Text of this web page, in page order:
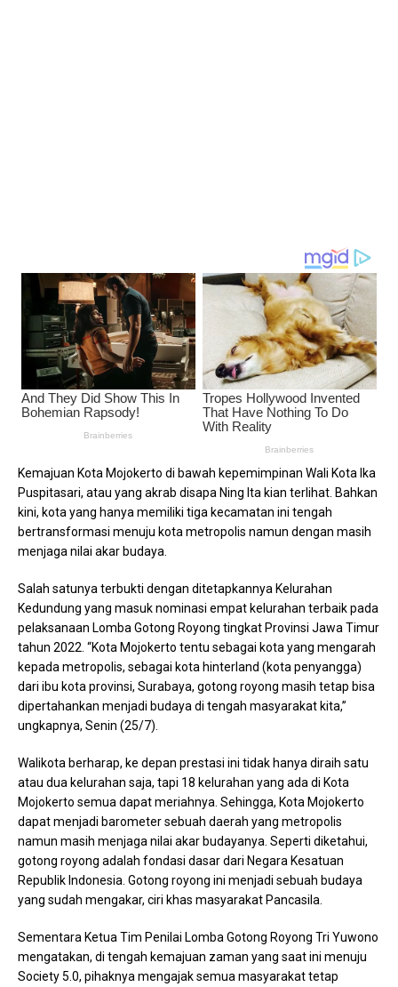
Kemajuan Kota Mojokerto di bawah kepemimpinan Wali Kota Ika
Puspitasari, atau yang akrab disapa Ning Ita kian terlihat. Bahkan
kini, kota yang hanya memiliki tiga kecamatan ini tengah
bertransformasi menuju kota metropolis namun dengan masih
menjaga nilai akar budaya.
Salah satunya terbukti dengan ditetapkannya Kelurahan
Kedundung yang masuk nominasi empat kelurahan terbaik pada
pelaksanaan Lomba Gotong Royong tingkat Provinsi Jawa Timur
tahun 2022. “Kota Mojokerto tentu sebagai kota yang mengarah
kepada metropolis, sebagai kota hinterland (kota penyangga)
dari ibu kota provinsi, Surabaya, gotong royong masih tetap bisa
dipertahankan menjadi budaya di tengah masyarakat kita,”
ungkapnya, Senin (25/7).
Walikota berharap, ke depan prestasi ini tidak hanya diraih satu
atau dua kelurahan saja, tapi 18 kelurahan yang ada di Kota
Mojokerto semua dapat meriahnya. Sehingga, Kota Mojokerto
dapat menjadi barometer sebuah daerah yang metropolis
namun masih menjaga nilai akar budayanya. Seperti diketahui,
gotong royong adalah fondasi dasar dari Negara Kesatuan
Republik Indonesia. Gotong royong ini menjadi sebuah budaya
yang sudah mengakar, ciri khas masyarakat Pancasila.
Sementara Ketua Tim Penilai Lomba Gotong Royong Tri Yuwono
mengatakan, di tengah kemajuan zaman yang saat ini menuju
Society 5.0, pihaknya mengajak semua masyarakat tetap